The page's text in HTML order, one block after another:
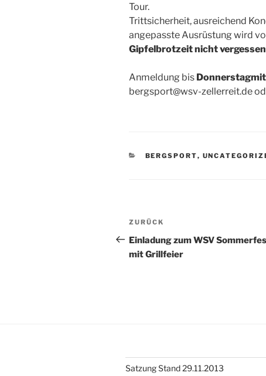
Tour.
Trittsicherheit, ausreichend
angepasste Ausrüstung wird
Gipfelbrotzeit nicht
Anmeldung bis
bergsport@wsv-zellerreit.de
KATEGORIEN
BERGSPORT,
Beitragsnavigation
Vorheriger
Beitrag
ZURÜCK
Einladung zum WSV
mit Grillfeier
Satzung Stand 29.11.2013